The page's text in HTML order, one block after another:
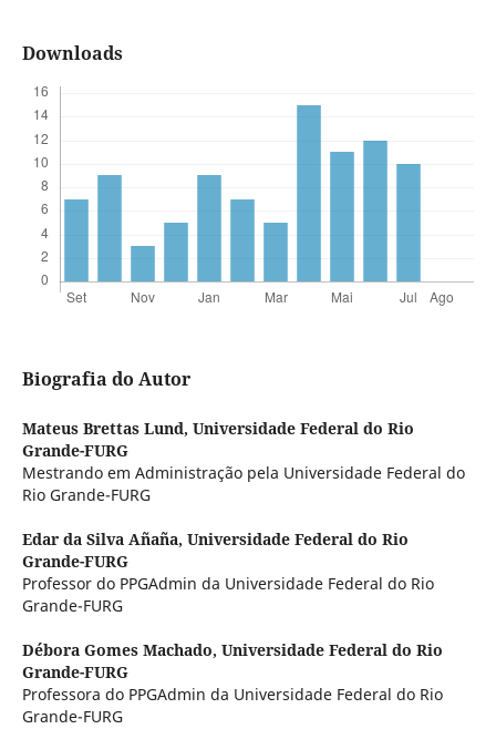
Downloads
Biografia do Autor
Mateus Brettas Lund, Universidade Federal do Rio
Grande-FURG
Mestrando em Administração pela Universidade Federal do
Rio Grande-FURG
Edar da Silva Añaña, Universidade Federal do Rio
Grande-FURG
Professor do PPGAdmin da Universidade Federal do Rio
Grande-FURG
Débora Gomes Machado, Universidade Federal do Rio
Grande-FURG
Professora do PPGAdmin da Universidade Federal do Rio
Grande-FURG